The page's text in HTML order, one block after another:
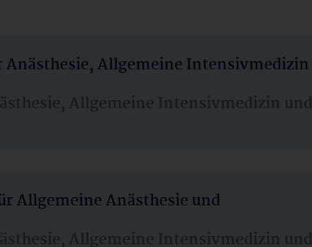
Allgemeine Intensivmedizin
Allgemeine Intensivmedizin und
Allgemeine Anästhesie und
Allgemeine Intensivmedizin und